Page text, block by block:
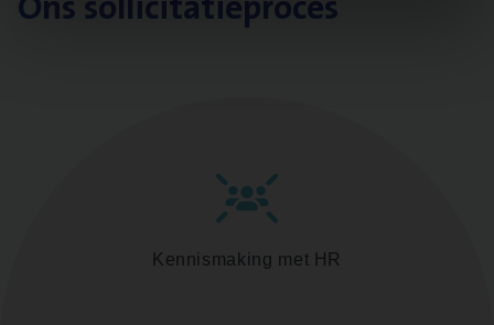
Kennismaking met HR